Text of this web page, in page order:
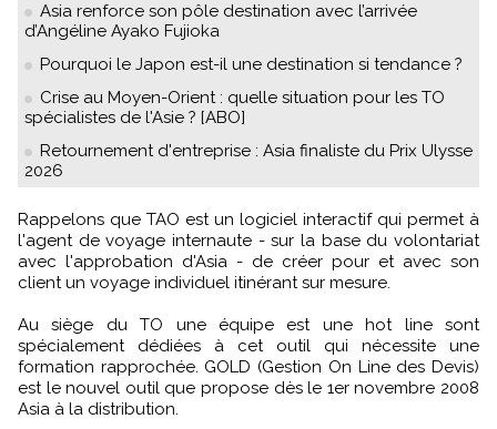
Asia renforce son pôle destination avec l’arrivée
d’Angéline Ayako Fujioka
Pourquoi le Japon est-il une destination si tendance ?
Crise au Moyen-Orient : quelle situation pour les TO
spécialistes de l'Asie ? [ABO]
Retournement d'entreprise : Asia finaliste du Prix Ulysse
2026
Rappelons que TAO est un logiciel interactif qui permet à
l'agent de voyage internaute - sur la base du volontariat
avec l'approbation d'Asia - de créer pour et avec son
client un voyage individuel itinérant sur mesure.
Au siège du TO une équipe est une hot line sont
spécialement dédiées à cet outil qui nécessite une
formation rapprochée. GOLD (Gestion On Line des Devis)
est le nouvel outil que propose dès le 1er novembre 2008
Asia à la distribution.